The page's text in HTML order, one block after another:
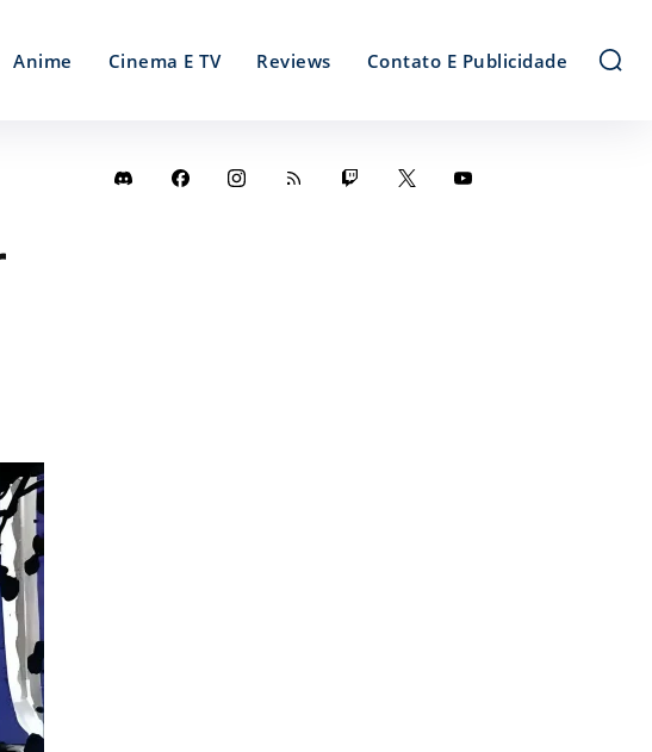
Anime Cinema E TV Reviews Contato E Publicidade